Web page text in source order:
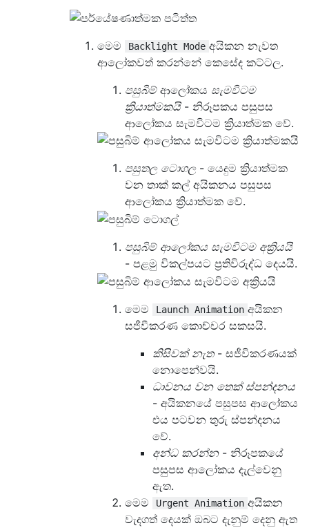
මෙම Backlight Mode අයිකන නැවත
ආලෝකවත් කරන්නේ කෙසේද කට්ටල.
පසුබිම්ආලෝකය සැමවිටම
ක්‍රියාත්මකයි- නිරූපකය පසුපස
ආලෝකය සැමවිටම ක්‍රියාත්මක වේ.
පසුතල ටොගල- යෙදුම ක්‍රියාත්මක
වන තාක් කල් අයිකනය පසුපස
ආලෝකය ක්‍රියාත්මක වේ.
පසුබිම් ආලෝකය සැමවිටම අක්‍රියයි
- පළමු විකල්පයට ප්‍රතිවිරුද්ධ දෙයයි.
මෙම Launch Animation අයිකන
සජීවීකරණ කොච්චර සකසයි.
කිසිවක් නැත- සජීවිකරණයක්
නොපෙන්වයි.
ධාවනය වන තෙක් ස්පන්දනය
- අයිකනයේ පසුපස ආලෝකය
එය පටවන තුරු ස්පන්දනය
වේ.
අන්ධ කරන්න- නිරූපකයේ
පසුපස ආලෝකය දැල්වෙනු
ඇත.
මෙම
Urgent Animation අයිකන
වැදගත් දෙයක් ඔබට දැනුම් දෙනු ඇත